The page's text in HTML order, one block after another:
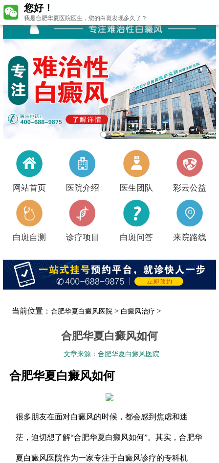
网站首页 医院介绍 医生团队 彩云公益
白斑自测 诊疗项目 白斑问答 来院路线
当前位置：合肥华夏白癜风医院 > 白癜风治疗 >
合肥华夏白癜风如何
文章来源：合肥华夏白癜风医院
合肥华夏白癜风如何
很多朋友在面对白癜风的时候，都会感到焦虑和迷
茫，迫切想了解“合肥华夏白癜风如何”。其实，合肥华
夏白癜风医院作为一家专注于白癜风诊疗的专科机
您好！
我是合肥华夏医院医生，您的白斑发现多久了？